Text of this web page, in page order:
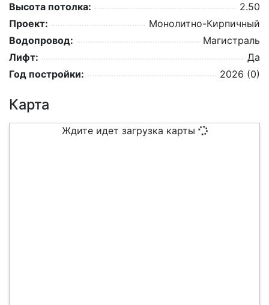
Высота потолка:
2.50
Проект:
Монолитно-Кирпичный
Водопровод:
Магистраль
Лифт:
Да
Год постройки:
2026 (0)
Карта
Ждите идет загрузка карты